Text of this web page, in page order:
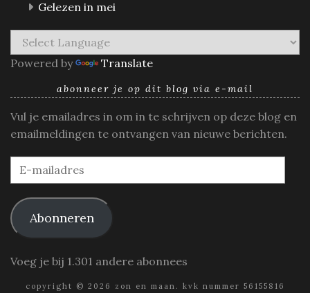
Gelezen in mei
Powered by Translate
abonneer je op dit blog via e-mail
Vul je emailadres in om in te schrijven op deze blog en
emailmeldingen te ontvangen van nieuwe berichten.
E-
mailadres
Abonneren
Voeg je bij 1.301 andere abonnees
copyright © 2026 zon en maan. kvk nummer 56155816